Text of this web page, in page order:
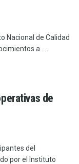
Nacional de Calidad
a ...
de
del
por el Instituto